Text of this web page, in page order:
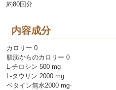
約80回分
内容成分
カロリー 0
脂肪からのカロリー 0
L-チロシン 500 mg
L-タウリン 2000 mg
ベタイン無水2000 mg-